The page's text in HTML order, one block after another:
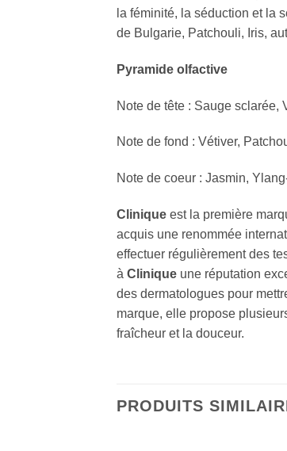
la féminité, la séduction et la
de Bulgarie, Patchouli, Iris,
Pyramide olfactive
Note de tête : Sauge sclarée,
Note de fond : Vétiver,
Note de coeur : Jasmin,
Clinique est la première
acquis une renommée
effectuer régulièrement des
à Clinique une réputation
des dermatologues pour
marque, elle propose
fraîcheur et la douceur.
PRODUITS